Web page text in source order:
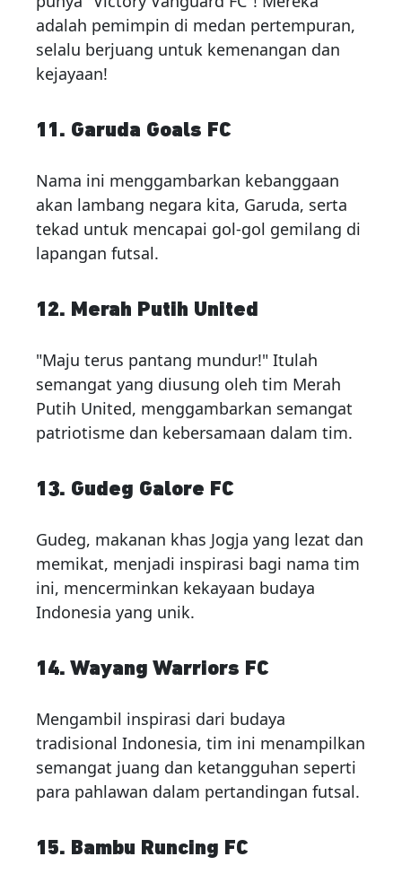
adalah pemimpin di medan pertempuran,
selalu berjuang untuk kemenangan dan
kejayaan!
11. Garuda Goals FC
Nama ini menggambarkan kebanggaan
akan lambang negara kita, Garuda, serta
tekad untuk mencapai gol-gol gemilang di
lapangan futsal.
12. Merah Putih United
"Maju terus pantang mundur!" Itulah
semangat yang diusung oleh tim Merah
Putih United, menggambarkan semangat
patriotisme dan kebersamaan dalam tim.
13. Gudeg Galore FC
Gudeg, makanan khas Jogja yang lezat dan
memikat, menjadi inspirasi bagi nama tim
ini, mencerminkan kekayaan budaya
Indonesia yang unik.
14. Wayang Warriors FC
Mengambil inspirasi dari budaya
tradisional Indonesia, tim ini menampilkan
semangat juang dan ketangguhan seperti
para pahlawan dalam pertandingan futsal.
15. Bambu Runcing FC